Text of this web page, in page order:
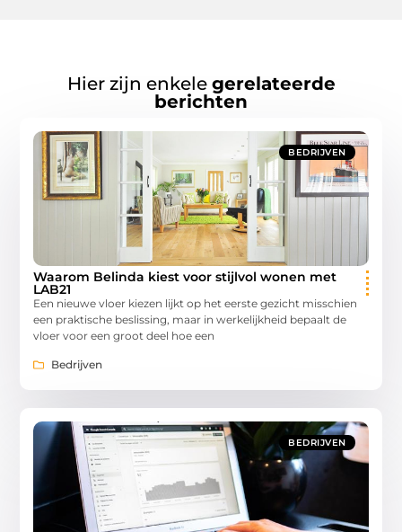
Hier zijn enkele gerelateerde
berichten
BEDRIJVEN
Waarom Belinda kiest voor stijlvol wonen met
LAB21
Een nieuwe vloer kiezen lijkt op het eerste gezicht misschien
een praktische beslissing, maar in werkelijkheid bepaalt de
vloer voor een groot deel hoe een
Bedrijven
BEDRIJVEN